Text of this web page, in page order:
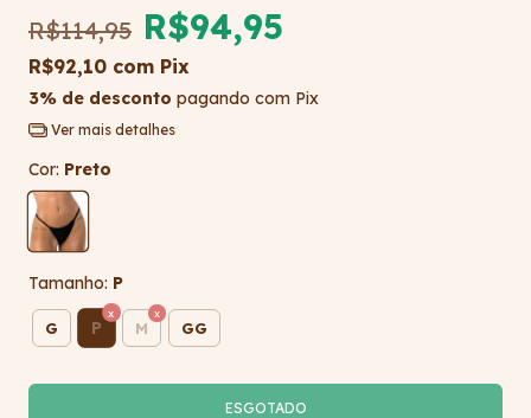
R$114,95 R$94,95
R$92,10 com Pix
3% de desconto pagando com Pix
Ver mais detalhes
Cor: Preto
Tamanho: P
G P M GG